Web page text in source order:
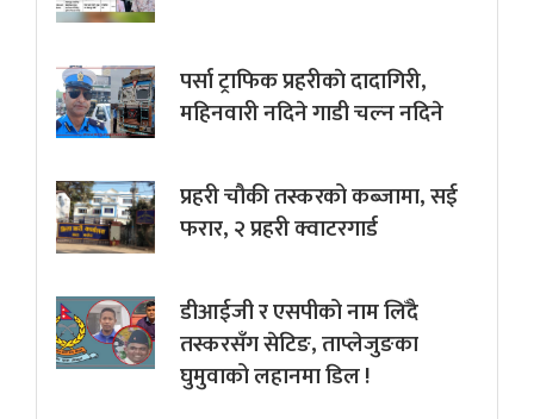
पर्सा ट्राफिक प्रहरीकाे दादागिरी,
महिनवारी नदिने गाडी चल्न नदिने
प्रहरी चौकी तस्करको कब्जामा, सई
फरार, २ प्रहरी क्वाटरगार्ड
डीआईजी र एसपीको नाम लिँदै
तस्करसँग सेटिङ, ताप्लेजुङका
घुमुवाको लहानमा डिल !